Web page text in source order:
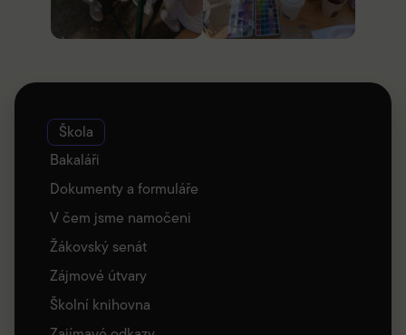
Škola
Bakaláři
Dokumenty a formuláře
V čem jsme namočeni
Žákovský senát
Zájmové útvary
Školní knihovna